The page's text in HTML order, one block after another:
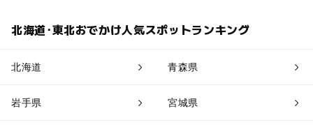
北海道･東北おでかけ人気スポットランキング
北海道 青森県
岩手県 宮城県